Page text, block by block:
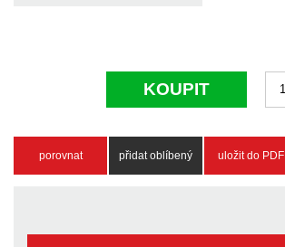
KOUPIT
porovnat přidat oblíbený uložit do PDF